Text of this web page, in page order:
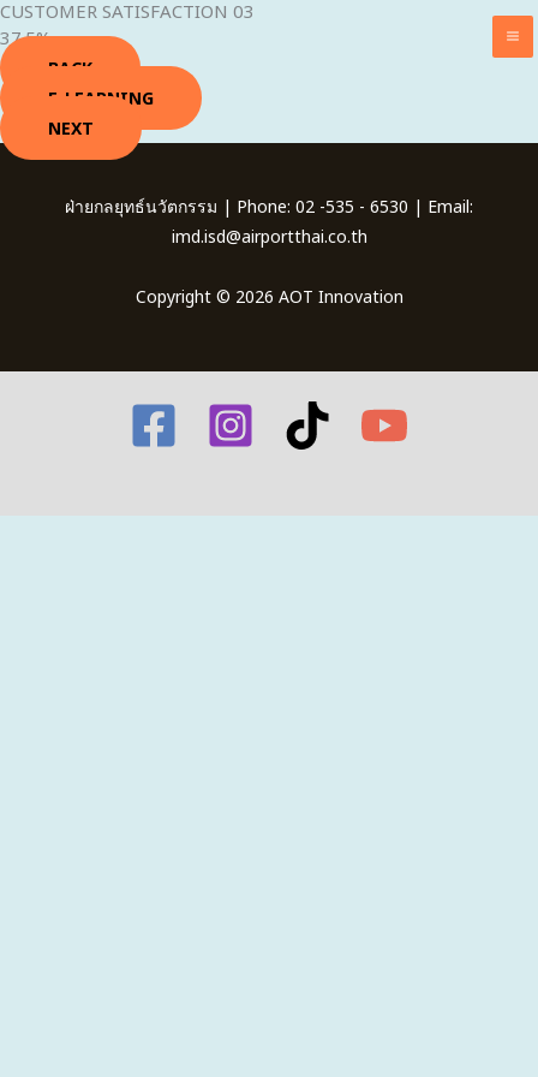
Skip
to
content
CUSTOMER SATISFACTION 03
37.5%
BACK
E-LEARNING
NEXT
ฝ่ายกลยุทธ์นวัตกรรม | Phone: 02 -535 - 6530 | Email:
imd.isd@airportthai.co.th
Copyright © 2026 AOT Innovation